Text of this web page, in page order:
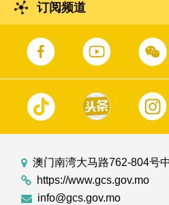
订阅频道
澳门南湾大马路762-804号
https://www.gcs.gov.mo
info@gcs.gov.mo